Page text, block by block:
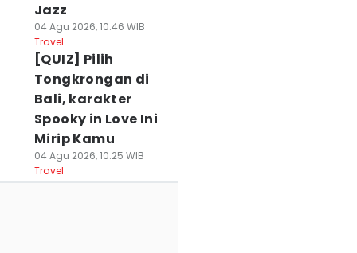
Jazz
04 Agu 2026, 10:46 WIB
Travel
[QUIZ] Pilih
Tongkrongan di
Bali, karakter
Spooky in Love Ini
Mirip Kamu
04 Agu 2026, 10:25 WIB
Travel